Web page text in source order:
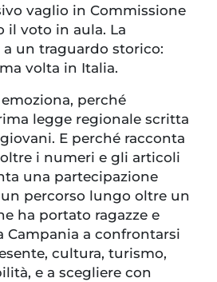
vaglio in Commissione
il voto in aula. La
un traguardo storico:
volta in Italia.
perché
legge regionale scritta
E perché racconta
i numeri e gli articoli
una partecipazione
percorso lungo oltre un
ha portato ragazze e
Campania a confrontarsi
cultura, turismo,
e a scegliere con